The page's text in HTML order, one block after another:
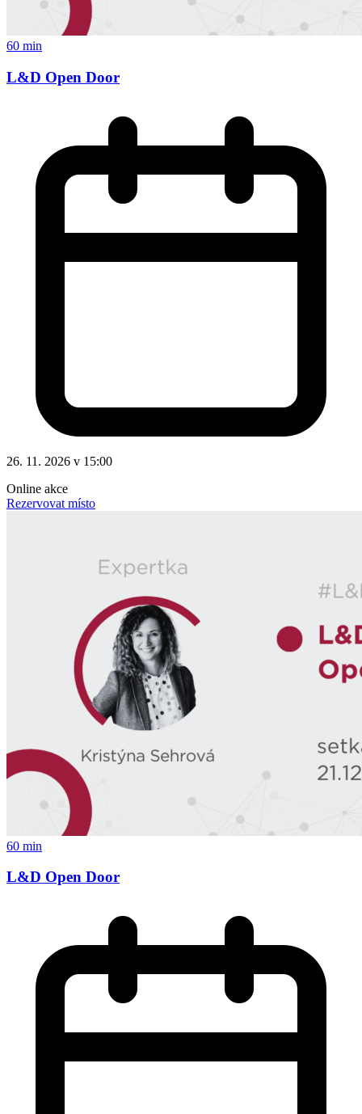
60 min
L&D Open Door
26. 11. 2026 v 15:00
Online akce
Rezervovat místo
60 min
L&D Open Door